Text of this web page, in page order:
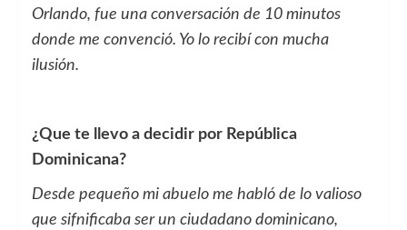
Orlando, fue una conversación de 10 minutos
donde me convenció. Yo lo recibí con mucha
ilusión.
¿Que te llevo a decidir por República
Dominicana?
Desde pequeño mi abuelo me habló de lo valioso
que sifnificaba ser un ciudadano dominicano,